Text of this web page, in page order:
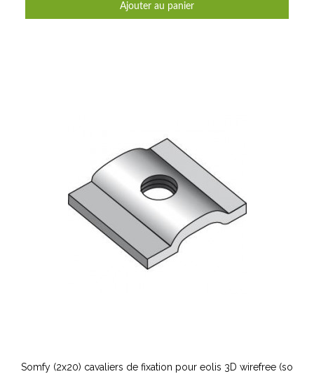
Ajouter au panier
Somfy (2x20) cavaliers de fixation pour eolis 3D wirefree (so